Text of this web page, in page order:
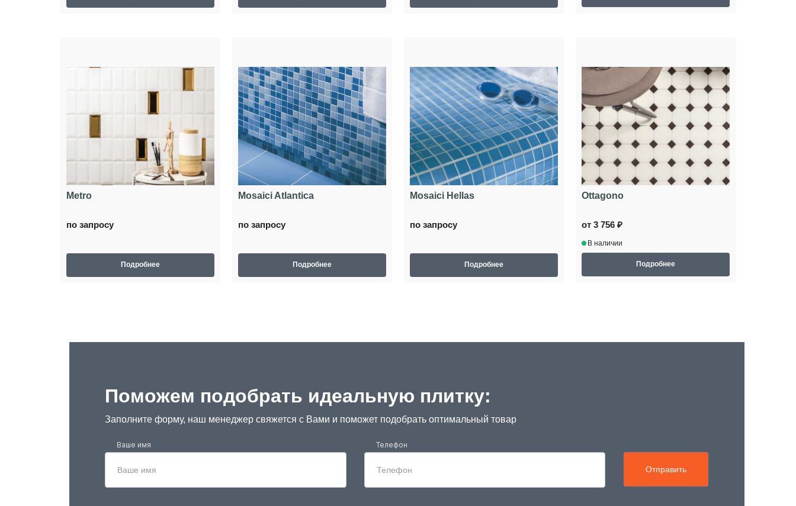
Metro
по запросу
Подробнее
Mosaici Atlantica
по запросу
Подробнее
Mosaici Hellas
по запросу
Подробнее
Ottagono
от 3 756 ₽
В наличии
Подробнее
Поможем подобрать идеальную плитку:
Заполните форму, наш менеджер свяжется с Вами и поможет подобрать оптимальный товар
Ваше имя Телефон
Отправить